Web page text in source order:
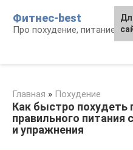
контенту
Фитнес-best
Про похудение, питание и
Главная » Похудение
Как быстро похудеть
правильного
и упражнения